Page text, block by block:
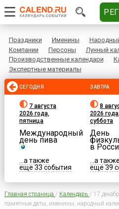
Праздники Именины
Компании
Персоны
Лунный
Производственные календари
Экспертные материалы
СЕГОДНЯ
7 августа
2026 года,
пятница
Международный
день пива
...а также
еще 33 события
ЗАВТРА
8
2026
суббота
День
в
...а также
еще 39
Главная страница / Календарь / 17
памятные даты, именины, народный